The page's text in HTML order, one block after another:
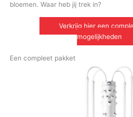
bloemen. Waar heb jij trek in?
Verkrijg hier een
mogelijkheden
Een compleet pakket